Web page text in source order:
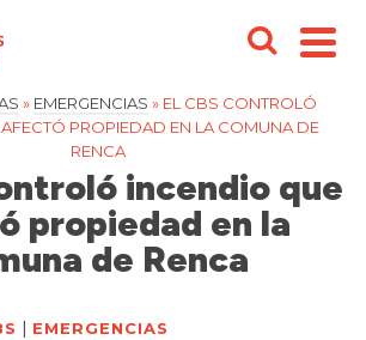
» EMERGENCIAS » EL CBS CONTROLÓ
PROPIEDAD EN LA COMUNA DE
RENCA
incendio que
propiedad en la
de Renca
| EMERGENCIAS